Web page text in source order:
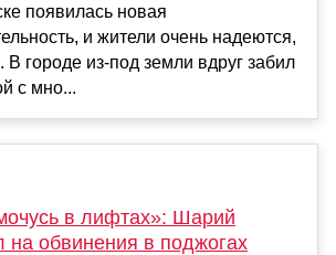
появилась новая
и жители очень надеются,
В городе из-под земли вдруг забил
с мно...
в лифтах»: Шарий
на обвинения в поджогах